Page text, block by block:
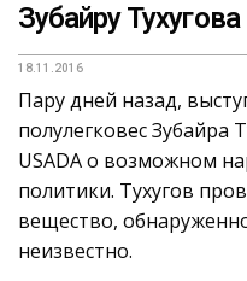
Зубайру Тухугова
18.11.2016
Пару дней назад,
полулегковес Зубайра
USADA о возможном
политики. Тухугов
вещество,
неизвестно.